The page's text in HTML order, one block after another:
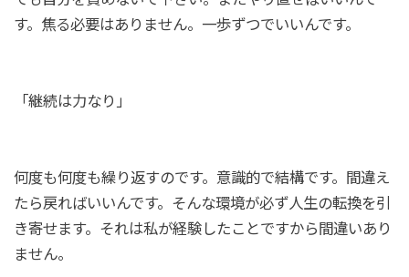
す。焦る必要はありません。一歩ずつでいいんです。
「継続は力なり」
何度も何度も繰り返すのです。意識的で結構です。間違え
たら戻ればいいんです。そんな環境が必ず人生の転換を引
き寄せます。それは私が経験したことですから間違いあり
ません。